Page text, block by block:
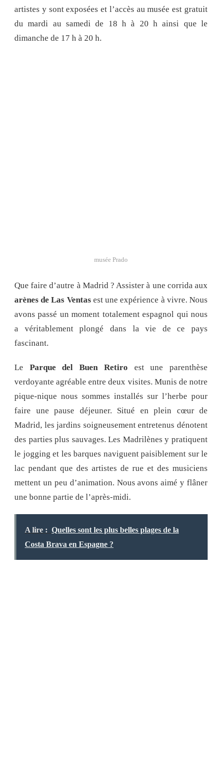
artistes y sont exposées et l’accès au musée est gratuit
du mardi au samedi de 18 h à 20 h ainsi que le
dimanche de 17 h à 20 h.
musée Prado
Que faire d’autre à Madrid ? Assister à une corrida aux
arènes de Las Ventasest une expérience à vivre. Nous
avons passé un moment totalement espagnol qui nous
a véritablement plongé dans la vie de ce pays
fascinant.
Le Parque del Buen Retiro est une parenthèse
verdoyante agréable entre deux visites. Munis de notre
pique-nique nous sommes installés sur l’herbe pour
faire une pause déjeuner. Situé en plein cœur de
Madrid, les jardins soigneusement entretenus dénotent
des parties plus sauvages. Les Madrilènes y pratiquent
le jogging et les barques naviguent paisiblement sur le
lac pendant que des artistes de rue et des musiciens
mettent un peu d’animation. Nous avons aimé y flâner
une bonne partie de l’après-midi.
A lire : Quelles sont les plus belles plages de la
Costa Brava en Espagne ?